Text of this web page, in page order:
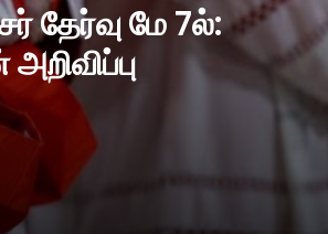
தேர்வு மே 7ல்: